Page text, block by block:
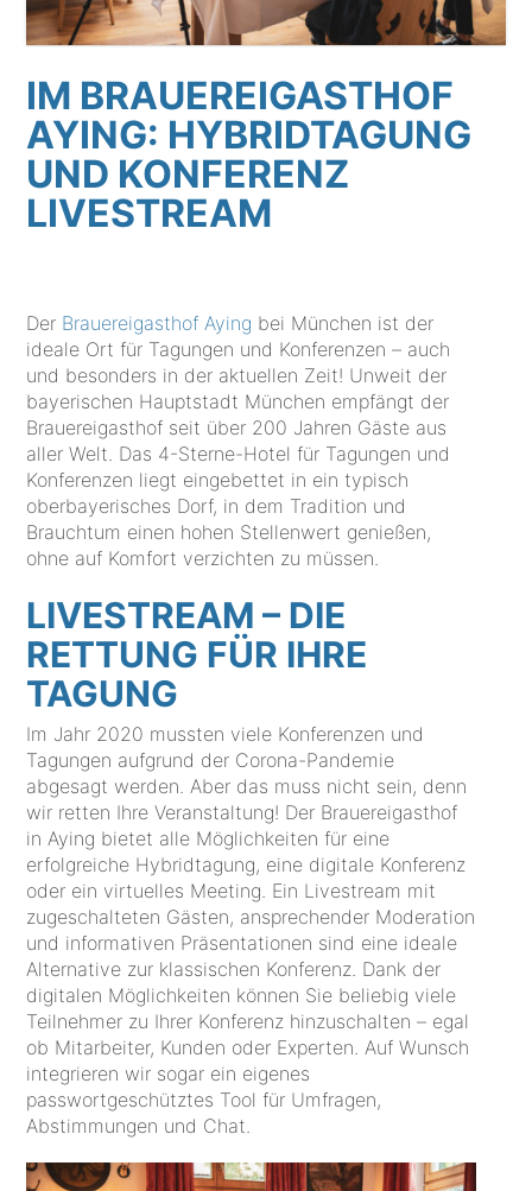
IM BRAUEREIGASTHOF
AYING: HYBRIDTAGUNG
UND KONFERENZ
LIVESTREAM
Der Brauereigasthof Aying bei München ist der
ideale Ort für Tagungen und Konferenzen – auch
und besonders in der aktuellen Zeit! Unweit der
bayerischen Hauptstadt München empfängt der
Brauereigasthof seit über 200 Jahren Gäste aus
aller Welt. Das 4-Sterne-Hotel für Tagungen und
Konferenzen liegt eingebettet in ein typisch
oberbayerisches Dorf, in dem Tradition und
Brauchtum einen hohen Stellenwert genießen,
ohne auf Komfort verzichten zu müssen.
LIVESTREAM – DIE
RETTUNG FÜR IHRE
TAGUNG
Im Jahr 2020 mussten viele Konferenzen und
Tagungen aufgrund der Corona-Pandemie
abgesagt werden. Aber das muss nicht sein, denn
wir retten Ihre Veranstaltung! Der Brauereigasthof
in Aying bietet alle Möglichkeiten für eine
erfolgreiche Hybridtagung, eine digitale Konferenz
oder ein virtuelles Meeting. Ein Livestream mit
zugeschalteten Gästen, ansprechender Moderation
und informativen Präsentationen sind eine ideale
Alternative zur klassischen Konferenz. Dank der
digitalen Möglichkeiten können Sie beliebig viele
Teilnehmer zu Ihrer Konferenz hinzuschalten – egal
ob Mitarbeiter, Kunden oder Experten. Auf Wunsch
integrieren wir sogar ein eigenes
passwortgeschütztes Tool für Umfragen,
Abstimmungen und Chat.